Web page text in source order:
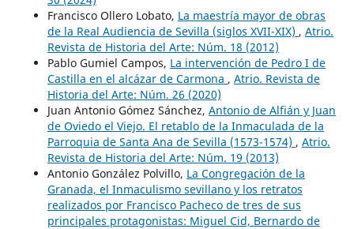
Francisco Ollero Lobato, La maestría mayor de obras
de la Real Audiencia de Sevilla (siglos XVII-XIX) , Atrio.
Revista de Historia del Arte: Núm. 18 (2012)
Pablo Gumiel Campos, La intervención de Pedro I de
Castilla en el alcázar de Carmona , Atrio. Revista de
Historia del Arte: Núm. 26 (2020)
Juan Antonio Gómez Sánchez, Antonio de Alfián y Juan
de Oviedo el Viejo. El retablo de la Inmaculada de la
Parroquia de Santa Ana de Sevilla (1573-1574) , Atrio.
Revista de Historia del Arte: Núm. 19 (2013)
Antonio González Polvillo, La Congregación de la
Granada, el Inmaculismo sevillano y los retratos
realizados por Francisco Pacheco de tres de sus
principales protagonistas: Miguel Cid, Bernardo de